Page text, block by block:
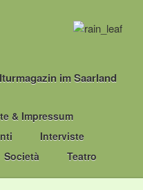
im Saarland
& Impressum
Interviste
Società Teatro